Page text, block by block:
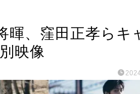
暉、窪田正孝らキ
映像